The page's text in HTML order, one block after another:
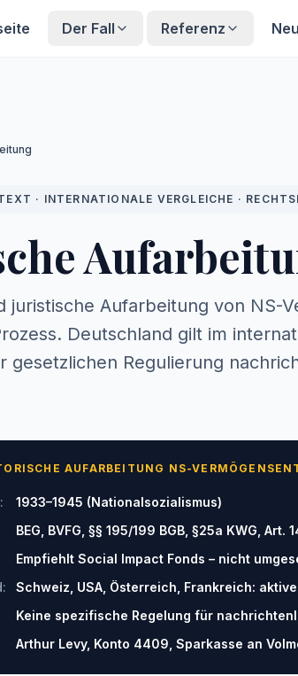
Der Fall Referenz
· INTERNATIONALE VERGLEICHE ·
juristische Aufarbeitung von NS-
Deutschland gilt im
gesetzlichen Regulierung
AUFARBEITUNG NS-
:
1933–1945 (Nationalsozialismus)
BEG, BVFG, §§ 195/199 BGB, §25a KWG, Art.
Empfiehlt Social Impact Fonds – nicht
:
Schweiz, USA, Österreich, Frankreich:
Keine spezifische Regelung für
Arthur Levy, Konto 4409, Sparkasse an